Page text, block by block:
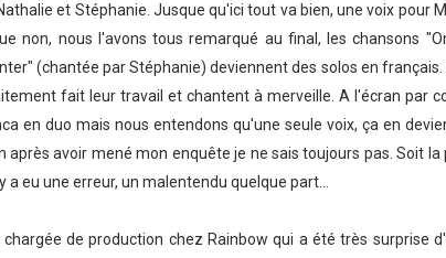
et Stéphanie. Jusque qu'ici tout va bien, une voix pour
non, nous l'avons tous remarqué au final, les chansons
(chantée par Stéphanie) deviennent des solos en français.
fait leur travail et chantent à merveille. A l'écran par
en duo mais nous entendons qu'une seule voix, ça en
après avoir mené mon enquête je ne sais toujours pas. Soit la
eu une erreur, un malentendu quelque part...
de production chez Rainbow qui a été très surprise